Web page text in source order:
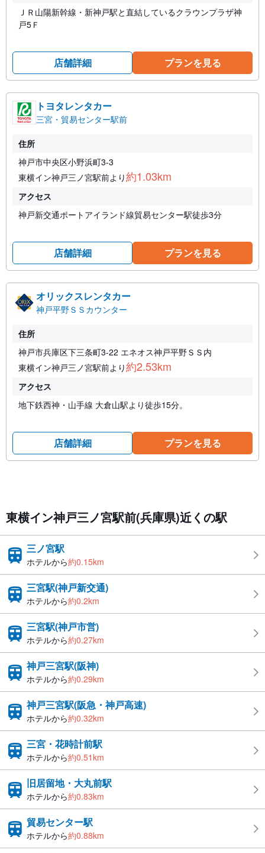
ＪＲ山陽新幹線・新神戸駅と直結しているクラウンプラザ神
戸5Ｆ
店舗詳細 プランを見る
トヨタレンタカー
三宮・貿易センター駅前
住所
神戸市中央区小野浜町3-3
東横イン神戸三ノ宮駅前より約1.03km
アクセス
神戸新交通ポートアイランド線貿易センター駅徒歩3分
店舗詳細 プランを見る
オリックスレンタカー
神戸平野ＳＳカウンター
住所
神戸市兵庫区下三条町3-22 エネオス神戸平野ＳＳ内
東横イン神戸三ノ宮駅前より約2.53km
アクセス
地下鉄西神・山手線 大倉山駅より徒歩15分。
店舗詳細 プランを見る
東横イン神戸三ノ宮駅前(兵庫県)近くの駅
三ノ宮駅
ホテルから約0.15km
三宮駅(神戸新交通)
ホテルから約0.2km
三宮駅(神戸市営)
ホテルから約0.27km
神戸三宮駅(阪神)
ホテルから約0.29km
神戸三宮駅(阪急・神戸高速)
ホテルから約0.32km
三宮・花時計前駅
ホテルから約0.51km
旧居留地・大丸前駅
ホテルから約0.83km
貿易センター駅
ホテルから約0.88km